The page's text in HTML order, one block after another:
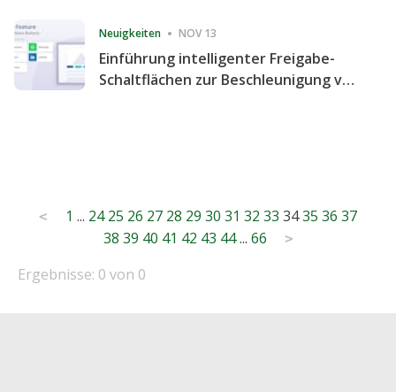
Neuigkeiten NOV 13
Einführung intelligenter Freigabe-
Schaltflächen zur Beschleunigung von
Posts
pagination
< 1 ... 24 25 26 27 28 29 30 31 32 33 3435 36 37
38 39 40 41 42 43 44 ... 66 >
Ergebnisse: 0 von 0